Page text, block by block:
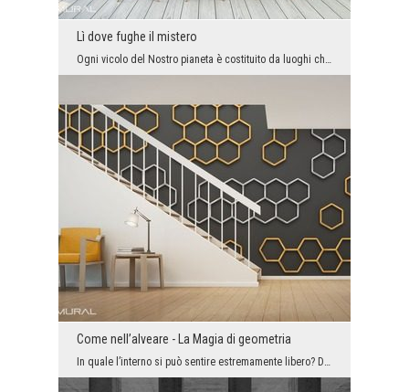
Lì dove fughe il mistero
Ogni vicolo del Nostro pianeta è costituito da luoghi che pulsano di più o meno l’energia. Colleg...
Come nell’alveare - La Magia di geometria
In quale l’interno si può sentire estremamente libero? Dov’è possibile rilassarsi e raccogliere l...